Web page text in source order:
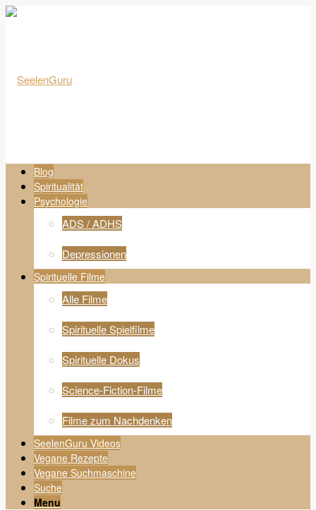
Blog
Spiritualität
Psychologie
ADS / ADHS
Depressionen
Spirituelle Filme
Alle Filme
Spirituelle Spielfilme
Spirituelle Dokus
Science-Fiction-Filme
Filme zum Nachdenken
SeelenGuru Videos
Vegane Rezepte
Vegane Suchmaschine
Suche
Menu